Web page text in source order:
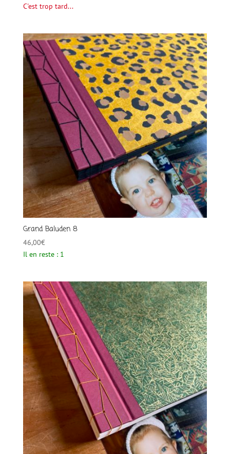
C'est trop tard...
Grand Baluden 8
46,00€
Il en reste : 1